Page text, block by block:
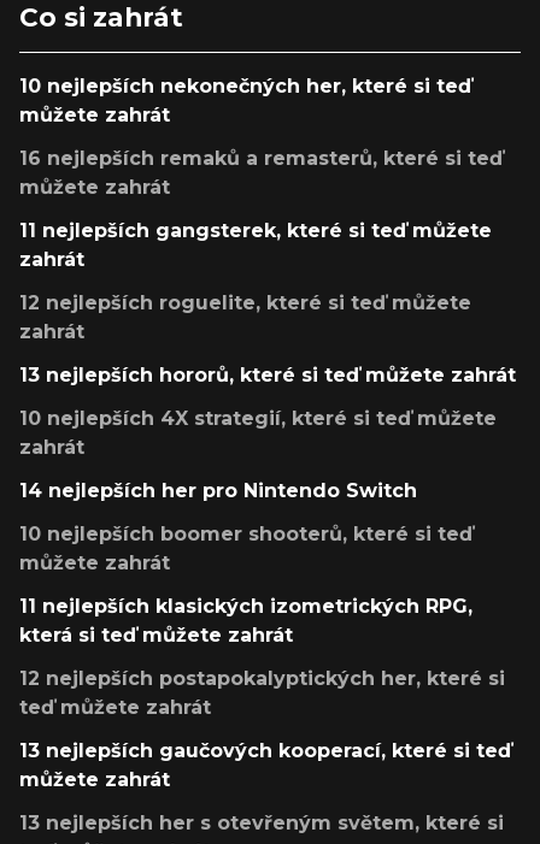
Co si zahrát
10 nejlepších nekonečných her, které si teď
můžete zahrát
16 nejlepších remaků a remasterů, které si teď
můžete zahrát
11 nejlepších gangsterek, které si teď můžete
zahrát
12 nejlepších roguelite, které si teď můžete
zahrát
13 nejlepších hororů, které si teď můžete zahrát
10 nejlepších 4X strategií, které si teď můžete
zahrát
14 nejlepších her pro Nintendo Switch
10 nejlepších boomer shooterů, které si teď
můžete zahrát
11 nejlepších klasických izometrických RPG,
která si teď můžete zahrát
12 nejlepších postapokalyptických her, které si
teď můžete zahrát
13 nejlepších gaučových kooperací, které si teď
můžete zahrát
13 nejlepších her s otevřeným světem, které si